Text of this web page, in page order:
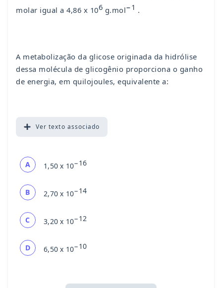
molar igual a 4,86 x 106 g.mol−1 .
A metabolização da glicose originada da hidrólise
dessa molécula de glicogênio proporciona o ganho
de energia, em quilojoules, equivalente a:
Ver texto associado
A 1,50 x 10−16
B 2,70 x 10−14
C 3,20 x 10−12
D 6,50 x 10−10